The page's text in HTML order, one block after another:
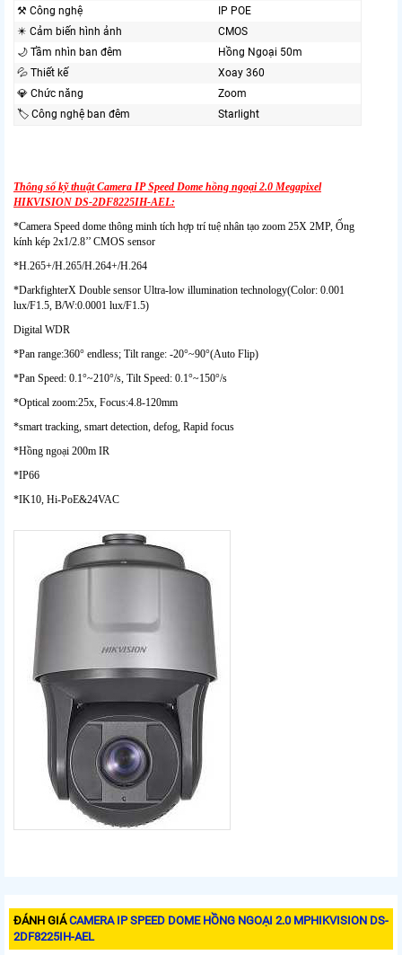
⚒ Công nghệ
IP POE
✴️ Cảm biến hình ảnh
CMOS
🌙 Tầm nhìn ban đêm
Hồng Ngoại 50m
💦 Thiết kế
Xoay 360
💎 Chức năng
Zoom
🏷 Công nghệ ban đêm
Starlight
Thông số kỹ thuật Camera IP Speed Dome hồng ngoại 2.0 Megapixel
HIKVISION DS-2DF8225IH-AEL:
*Camera Speed dome thông minh tích hợp trí tuệ nhân tạo zoom 25X 2MP, Ống
kính kép 2x1/2.8’’ CMOS sensor
*H.265+/H.265/H.264+/H.264
*DarkfighterX Double sensor Ultra-low illumination technology(Color: 0.001
lux/F1.5, B/W:0.0001 lux/F1.5)
Digital WDR
*Pan range:360° endless; Tilt range: -20°~90°(Auto Flip)
*Pan Speed: 0.1°~210°/s, Tilt Speed: 0.1°~150°/s
*Optical zoom:25x, Focus:4.8-120mm
*smart tracking, smart detection, defog, Rapid focus
*Hồng ngoại 200m IR
*IP66
*IK10, Hi-PoE&24VAC
ĐÁNH GIÁCAMERA IP SPEED DOME HỒNG NGOẠI 2.0 MPHIKVISION DS-
2DF8225IH-AEL